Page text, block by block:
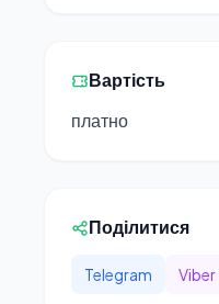
Вартість
платно
Поділитися
Telegram Viber